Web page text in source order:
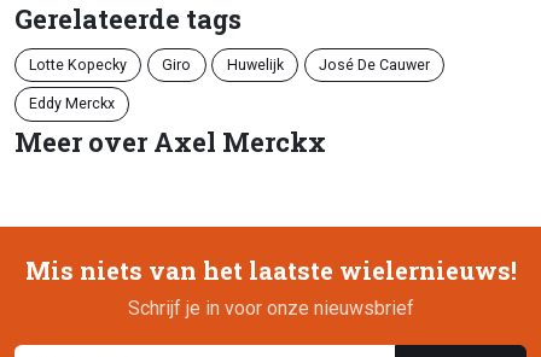
Gerelateerde tags
Lotte Kopecky Giro Huwelijk José De Cauwer
Eddy Merckx
Meer over Axel Merckx
Mis niets van het laatste wielernieuws!
Schrijf je in voor onze nieuwsbrief